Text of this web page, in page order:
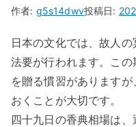
作者: g5s14dwv投稿日:
日本の文化では、故人
法要が行われます。こ
を贈る慣習があります
おくことが大切です。
四十九日の香典相場は